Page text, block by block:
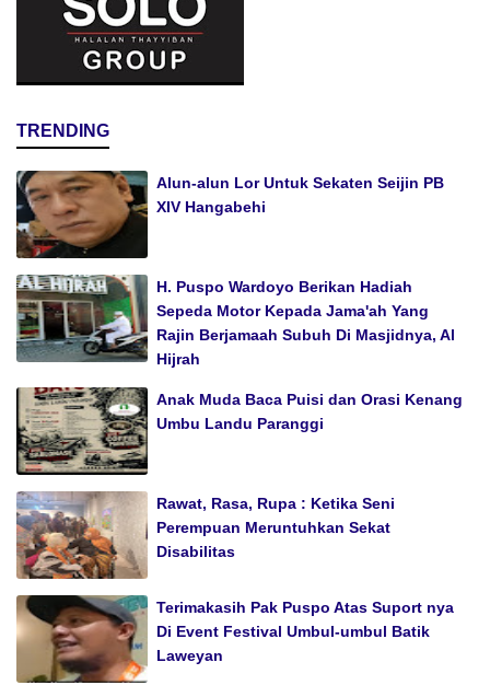
TRENDING
Alun-alun Lor Untuk Sekaten Seijin PB
XIV Hangabehi
H. Puspo Wardoyo Berikan Hadiah
Sepeda Motor Kepada Jama'ah Yang
Rajin Berjamaah Subuh Di Masjidnya, Al
Hijrah
Anak Muda Baca Puisi dan Orasi Kenang
Umbu Landu Paranggi
Rawat, Rasa, Rupa : Ketika Seni
Perempuan Meruntuhkan Sekat
Disabilitas
Terimakasih Pak Puspo Atas Suport nya
Di Event Festival Umbul-umbul Batik
Laweyan